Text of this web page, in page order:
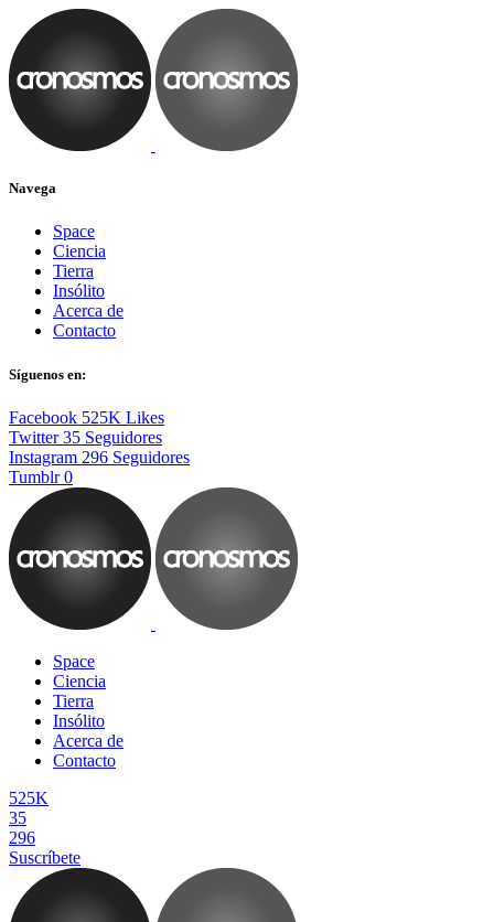
Navega
Space
Ciencia
Tierra
Insólito
Acerca de
Contacto
Síguenos en:
Facebook 525K Likes
Twitter 35 Seguidores
Instagram 296 Seguidores
Tumblr 0
Space
Ciencia
Tierra
Insólito
Acerca de
Contacto
525K
35
296
Suscríbete